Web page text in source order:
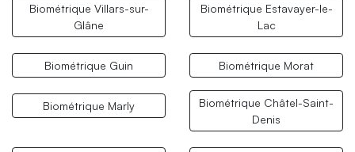
Biométrique Villars-sur-
Glâne
Biométrique Estavayer-le-
Lac
Biométrique Guin Biométrique Morat
Biométrique Marly
Biométrique Châtel-Saint-
Denis